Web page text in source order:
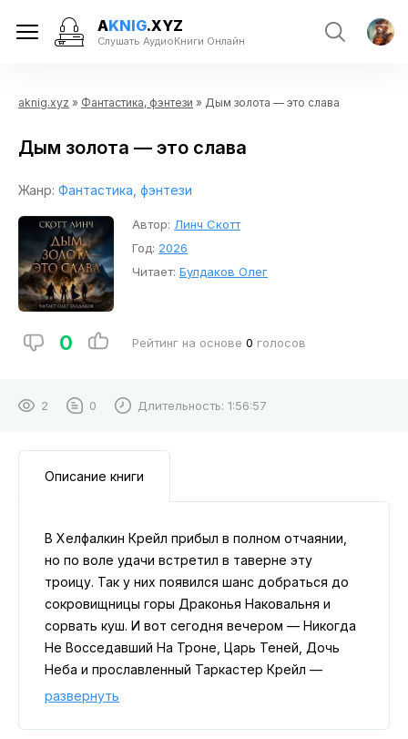
AKNIG.XYZ
Слушать АудиоКниги Онлайн
aknig.xyz » Фантастика, фэнтези » Дым золота — это слава
Дым золота — это слава
Жанр: Фантастика, фэнтези
Автор: Линч Скотт
Год: 2026
Читает: Булдаков Олег
0 Рейтинг на основе 0 голосов
2 0 Длительность: 1:56:57
Описание книги
В Хелфалкин Крейл прибыл в полном отчаянии,
но по воле удачи встретил в таверне эту
троицу. Так у них появился шанс добраться до
сокровищницы горы Драконья Наковальня и
сорвать куш. И вот сегодня вечером — Никогда
Не Восседавший На Троне, Царь Теней, Дочь
Неба и прославленный Таркастер Крейл —
сотворят легенду!..
развернуть